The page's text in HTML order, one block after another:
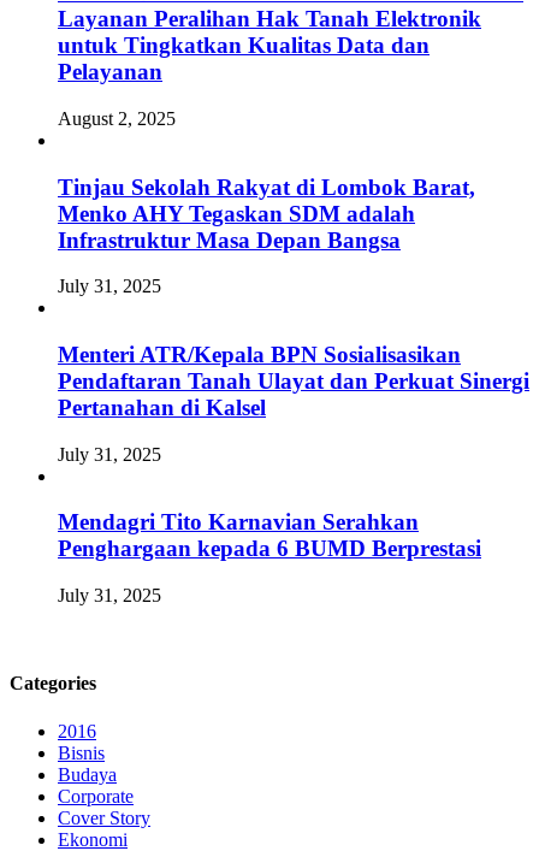
Layanan Peralihan Hak Tanah Elektronik
untuk Tingkatkan Kualitas Data dan
Pelayanan
August 2, 2025
Tinjau Sekolah Rakyat di Lombok Barat,
Menko AHY Tegaskan SDM adalah
Infrastruktur Masa Depan Bangsa
July 31, 2025
Menteri ATR/Kepala BPN Sosialisasikan
Pendaftaran Tanah Ulayat dan Perkuat Sinergi
Pertanahan di Kalsel
July 31, 2025
Mendagri Tito Karnavian Serahkan
Penghargaan kepada 6 BUMD Berprestasi
July 31, 2025
Categories
2016
Bisnis
Budaya
Corporate
Cover Story
Ekonomi